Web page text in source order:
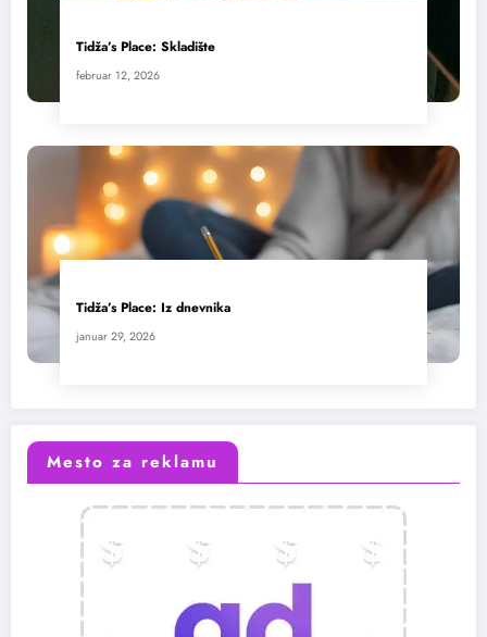
Tidža’s Place: Skladište
februar 12, 2026
Tidža’s Place: Iz dnevnika
januar 29, 2026
Mesto za reklamu